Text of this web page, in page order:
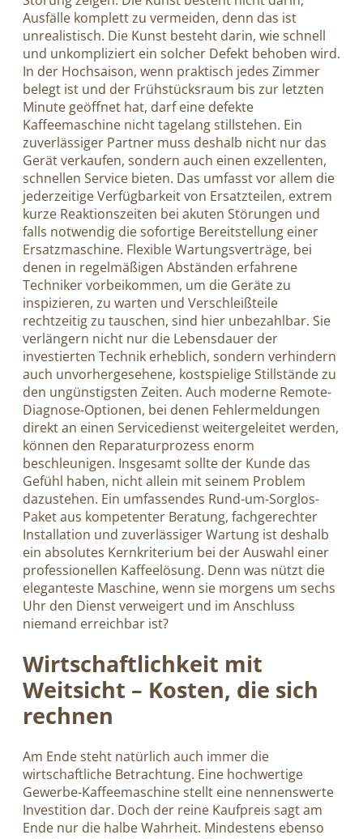
Ausfälle komplett zu vermeiden, denn das ist
unrealistisch. Die Kunst besteht darin, wie schnell
und unkompliziert ein solcher Defekt behoben wird.
In der Hochsaison, wenn praktisch jedes Zimmer
belegt ist und der Frühstücksraum bis zur letzten
Minute geöffnet hat, darf eine defekte
Kaffeemaschine nicht tagelang stillstehen. Ein
zuverlässiger Partner muss deshalb nicht nur das
Gerät verkaufen, sondern auch einen exzellenten,
schnellen Service bieten. Das umfasst vor allem die
jederzeitige Verfügbarkeit von Ersatzteilen, extrem
kurze Reaktionszeiten bei akuten Störungen und
falls notwendig die sofortige Bereitstellung einer
Ersatzmaschine. Flexible Wartungsverträge, bei
denen in regelmäßigen Abständen erfahrene
Techniker vorbeikommen, um die Geräte zu
inspizieren, zu warten und Verschleißteile
rechtzeitig zu tauschen, sind hier unbezahlbar. Sie
verlängern nicht nur die Lebensdauer der
investierten Technik erheblich, sondern verhindern
auch unvorhergesehene, kostspielige Stillstände zu
den ungünstigsten Zeiten. Auch moderne Remote-
Diagnose-Optionen, bei denen Fehlermeldungen
direkt an einen Servicedienst weitergeleitet werden,
können den Reparaturprozess enorm
beschleunigen. Insgesamt sollte der Kunde das
Gefühl haben, nicht allein mit seinem Problem
dazustehen. Ein umfassendes Rund-um-Sorglos-
Paket aus kompetenter Beratung, fachgerechter
Installation und zuverlässiger Wartung ist deshalb
ein absolutes Kernkriterium bei der Auswahl einer
professionellen Kaffeelösung. Denn was nützt die
eleganteste Maschine, wenn sie morgens um sechs
Uhr den Dienst verweigert und im Anschluss
niemand erreichbar ist?
Wirtschaftlichkeit mit
Weitsicht – Kosten, die sich
rechnen
Am Ende steht natürlich auch immer die
wirtschaftliche Betrachtung. Eine hochwertige
Gewerbe-Kaffeemaschine stellt eine nennenswerte
Investition dar. Doch der reine Kaufpreis sagt am
Ende nur die halbe Wahrheit. Mindestens ebenso